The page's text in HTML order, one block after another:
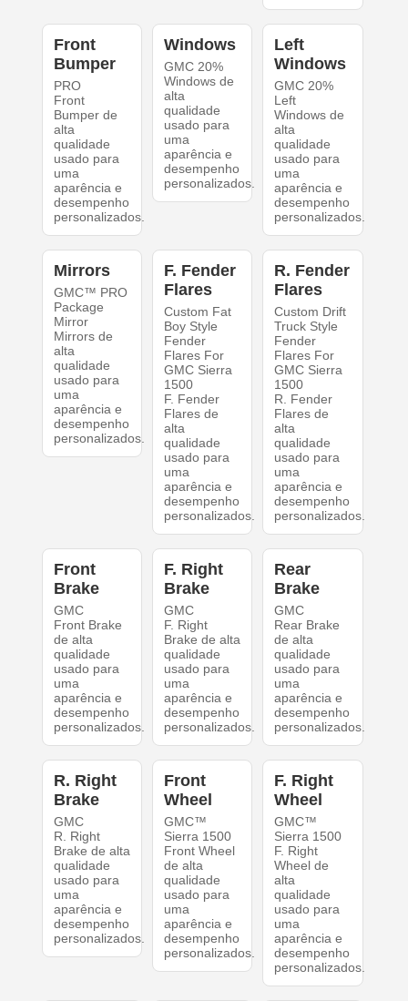
Front
Bumper
PRO
Front
Bumper de
alta
qualidade
usado para
uma
aparência e
desempenho
personalizados.
Windows
GMC 20%
Windows de
alta
qualidade
usado para
uma
aparência e
desempenho
personalizados.
Left
Windows
GMC 20%
Left
Windows de
alta
qualidade
usado para
uma
aparência e
desempenho
personalizados.
Mirrors
GMC™ PRO
Package
Mirror
Mirrors de
alta
qualidade
usado para
uma
aparência e
desempenho
personalizados.
F. Fender
Flares
Custom Fat
Boy Style
Fender
Flares For
GMC Sierra
1500
F. Fender
Flares de
alta
qualidade
usado para
uma
aparência e
desempenho
personalizados.
R. Fender
Flares
Custom Drift
Truck Style
Fender
Flares For
GMC Sierra
1500
R. Fender
Flares de
alta
qualidade
usado para
uma
aparência e
desempenho
personalizados.
Front
Brake
GMC
Front Brake
de alta
qualidade
usado para
uma
aparência e
desempenho
personalizados.
F. Right
Brake
GMC
F. Right
Brake de alta
qualidade
usado para
uma
aparência e
desempenho
personalizados.
Rear
Brake
GMC
Rear Brake
de alta
qualidade
usado para
uma
aparência e
desempenho
personalizados.
R. Right
Brake
GMC
R. Right
Brake de alta
qualidade
usado para
uma
aparência e
desempenho
personalizados.
Front
Wheel
GMC™
Sierra 1500
Front Wheel
de alta
qualidade
usado para
uma
aparência e
desempenho
personalizados.
F. Right
Wheel
GMC™
Sierra 1500
F. Right
Wheel de
alta
qualidade
usado para
uma
aparência e
desempenho
personalizados.